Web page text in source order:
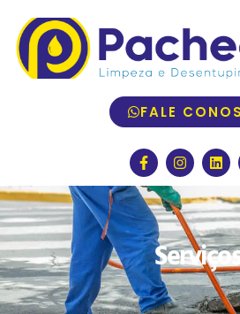
FALE
Serviços